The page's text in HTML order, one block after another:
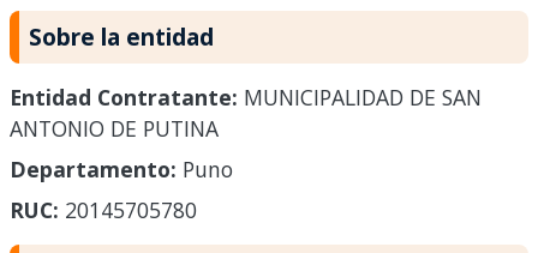
Sobre la entidad
Entidad Contratante: MUNICIPALIDAD DE SAN
ANTONIO DE PUTINA
Departamento: Puno
RUC: 20145705780